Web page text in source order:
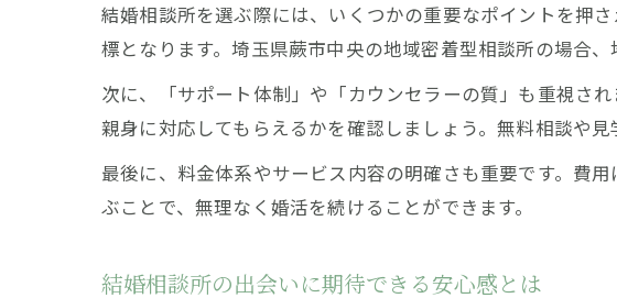
結
仮交際
結
結
結
結婚相談所を選ぶ際には、いくつかの重要なポイントを押
標となります。埼玉県蕨市中央の地域密着型相談所の場合
次に、「サポート体制」や「カウンセラーの質」も重視さ
親身に対応してもらえるかを確認しましょう。無料相談や
最後に、料金体系やサービス内容の明確さも重要です。費
ぶことで、無理なく婚活を続けることができます。
結婚相談所の出会いに期待できる安心感とは